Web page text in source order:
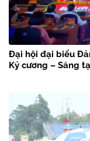
Đại hội đại biểu
Kỷ cương – Sáng